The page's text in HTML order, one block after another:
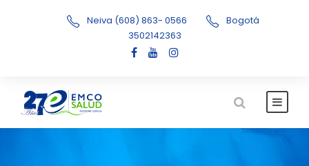
Neiva (608) 863- 0566
Bogotá
3502142363